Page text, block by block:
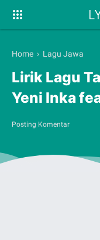
Home › Lagu Jawa
Lirik Lagu
Yeni Inka
Posting Komentar